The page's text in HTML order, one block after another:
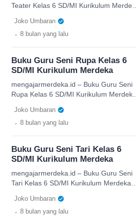
learning dalam buku ini membantu guru
[…]
Teater Kelas 6 SD/MI Kurikulum Merdeka
bagi pendidik dalam mengelola
pembelajaran seni peran secara
membantu guru menghadirkan proses
belajar yang lebih mendalam, kreatif,
dan relevan. Pendekatan deep learning
yang diusung di dalamnya mendorong
Joko Umbaran
. 8 bulan yang lalu
Buku Guru Seni Rupa Kelas 6
SD/MI Kurikulum Merdeka
mengajarmerdeka.id – Buku Guru Seni
Rupa Kelas 6 SD/MI Kurikulum Merdeka
komprehensif bagi pendidik dalam
mengembangkan pembelajaran seni
mendorong peserta didik untuk
mengeksplorasi konsep seni rupa secara
mendalam, mulai dari pemahaman
visual, teknik berkarya, hingga apresiasi
[…]
Joko Umbaran
. 8 bulan yang lalu
Buku Guru Seni Tari Kelas 6
SD/MI Kurikulum Merdeka
mengajarmerdeka.id – Buku Guru Seni
Tari Kelas 6 SD/MI Kurikulum Merdeka
pendidik dalam mengembangkan proses
pembelajaran yang lebih mendalam,
Joko Umbaran
. 8 bulan yang lalu